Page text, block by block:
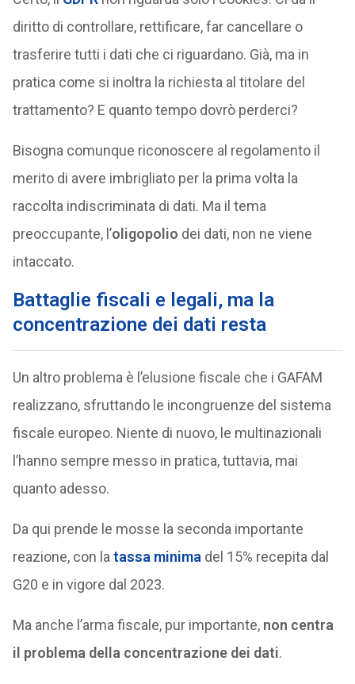
diritto di controllare, rettificare, far cancellare o
trasferire tutti i dati che ci riguardano. Già, ma in
pratica come si inoltra la richiesta al titolare del
trattamento? E quanto tempo dovrò perderci?
Bisogna comunque riconoscere al regolamento il
merito di avere imbrigliato per la prima volta la
raccolta indiscriminata di dati. Ma il tema
preoccupante, l’oligopolio dei dati, non ne viene
intaccato.
Battaglie fiscali e legali, ma la
concentrazione dei dati resta
Un altro problema è l’elusione fiscale che i GAFAM
realizzano, sfruttando le incongruenze del sistema
fiscale europeo. Niente di nuovo, le multinazionali
l’hanno sempre messo in pratica, tuttavia, mai
quanto adesso.
Da qui prende le mosse la seconda importante
reazione, con la tassa minima del 15% recepita dal
G20 e in vigore dal 2023.
Ma anche l’arma fiscale, pur importante, non centra
il problema della concentrazione dei dati.